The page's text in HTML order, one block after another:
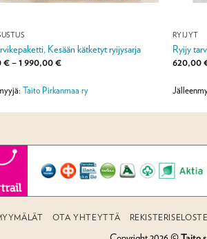
Kesään kätketyt ryijysarja
€–1 990,00€Hintaluokka:
1
Taito Pirkanmaa ry
RYIJYT
Ryijy
620,00
OTA YHTEYTTÄ REKISTERISELOSTE